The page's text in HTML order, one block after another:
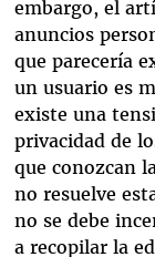
embargo, el
anuncios
que parecería
un usuario es
existe una
privacidad de
que conozcan
no resuelve
no se debe
a recopilar la